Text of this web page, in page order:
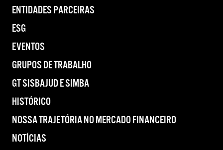
ENTIDADES PARCEIRAS
ESG
EVENTOS
GRUPOS DE TRABALHO
GT SISBAJUD E SIMBA
HISTÓRICO
NOSSA TRAJETÓRIA NO MERCADO FINANCEIRO
NOTÍCIAS